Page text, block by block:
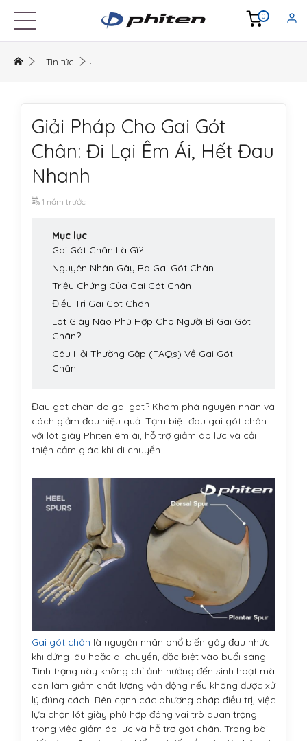
0
Tin tức
Giải Pháp Cho Gai Gót
Chân: Đi Lại Êm Ái, Hết Đau
Nhanh
1 năm trước
Mục lục
Gai Gót Chân Là Gì?
Nguyên Nhân Gây Ra Gai Gót Chân
Triệu Chứng Của Gai Gót Chân
Điều Trị Gai Gót Chân
Lót Giày Nào Phù Hợp Cho Người Bị Gai Gót
Chân?
Câu Hỏi Thường Gặp (FAQs) Về Gai Gót
Chân
Đau gót chân do gai gót? Khám phá nguyên nhân và
cách giảm đau hiệu quả. Tạm biệt đau gai gót chân
với lót giày Phiten êm ái, hỗ trợ giảm áp lực và cải
thiện cảm giác khi di chuyển.
Gai gót chân là nguyên nhân phổ biến gây đau nhức
khi đứng lâu hoặc di chuyển, đặc biệt vào buổi sáng.
Tình trạng này không chỉ ảnh hưởng đến sinh hoạt mà
còn làm giảm chất lượng vận động nếu không được xử
lý đúng cách. Bên cạnh các phương pháp điều trị, việc
lựa chọn lót giày phù hợp đóng vai trò quan trọng
trong việc giảm áp lực và hỗ trợ gót chân. Trong bài